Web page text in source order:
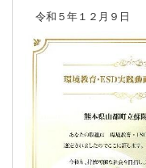
令和５年１２月９日